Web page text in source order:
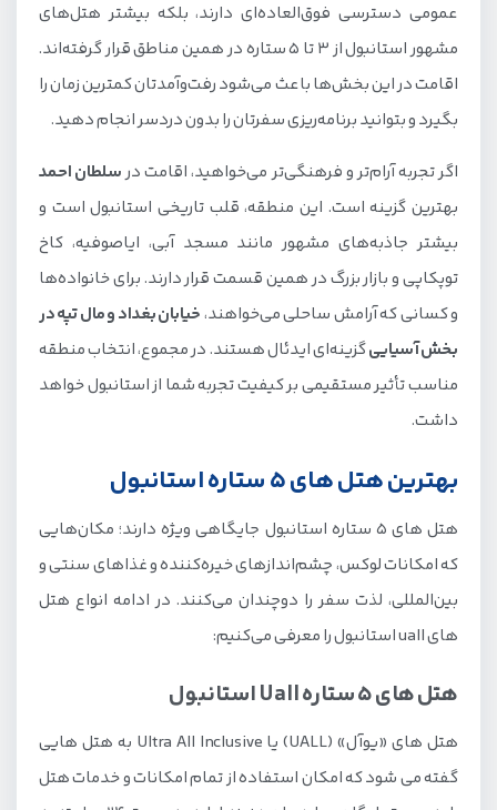
عمومی دسترسی فوق‌العاده‌ای دارند، بلکه بیشتر هتل‌های
مشهور استانبول از ۳ تا ۵ ستاره در همین مناطق قرار گرفته‌اند.
اقامت در این بخش‌ها باعث می‌شود رفت‌وآمدتان کمترین زمان را
بگیرد و بتوانید برنامه‌ریزی سفرتان را بدون دردسر انجام دهید.
اگر تجربه آرام‌تر و فرهنگی‌تر می‌خواهید، اقامت درسلطان احمد
بهترین گزینه است. این منطقه، قلب تاریخی استانبول است و
بیشتر جاذبه‌های مشهور مانند مسجد آبی، ایاصوفیه، کاخ
توپکاپی و بازار بزرگ در همین قسمت قرار دارند. برای خانواده‌ها
و کسانی که آرامش ساحلی می‌خواهند،خیابان بغداد و مال تپه در
بخش آسیاییگزینه‌ای ایدئال هستند. در مجموع، انتخاب منطقه
مناسب تأثیر مستقیمی بر کیفیت تجربه شما از استانبول خواهد
داشت.
بهترین هتل های 5 ستاره استانبول
هتل های 5 ستاره استانبول جایگاهی ویژه دارند؛ مکان‌هایی
که امکانات لوکس، چشم‌اندازهای خیره‌کننده و غذاهای سنتی و
بین‌المللی، لذت سفر را دوچندان می‌کنند. در ادامه انواع هتل
های uall استانبول را معرفی می‌کنیم:
هتل های 5 ستاره Uall استانبول
هتل های «یوآل» (UALL) یا Ultra All Inclusive به هتل هایی
گفته می شود که امکان استفاده از تمام امکانات و خدمات هتل